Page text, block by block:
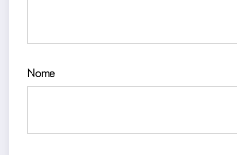
Nome